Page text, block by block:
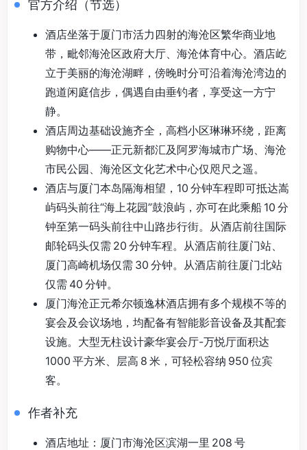
官方介绍（节选）
酒店坐落于厦门市活力四射的海沧区繁华商业地
带，毗邻海沧区政府大厅、海沧体育中心。酒店屹
立于美丽的海沧湖畔，傍晚时分可沿着海沧湾边的
跑道闲庭信步，偶遇自由垂钓者，享受这一方宁
静。
酒店周边基础设施齐全，高档小区琳琳环绕，距离
购物中心——正元新都汇及阿罗海城市广场、海沧
市民公园、海沧区文化艺术中心仅咫尺之遥。
酒店与厦门本岛隔海相望，10 分钟车程即可抵达嵩
屿码头前往“海上花园”鼓浪屿，亦可在此乘船 10 分
钟至第一码头前往中山路步行街。从酒店前往国际
邮轮码头仅需 20 分钟车程。从酒店前往厦门站、
厦门高崎机场仅需 30 分钟。从酒店前往厦门北站
仅需 40 分钟。
厦门海沧正元希尔顿逸林酒店拥有多个规模不等的
宴会及会议场地，均配备有智能影音设备及其配套
设施。大型无柱设计豪华宴会厅-万悦厅面积达
1000 平方米、层高 8 米，可轻松容纳 950 位宾
客。
作者补充
酒店地址：厦门市海沧区滨湖一里 208 号